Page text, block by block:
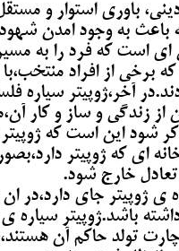
باوری استوار و
باعث به وجود امدن
است که فرد را به
برخی از افراد
آخر،ژوپیتر سیاره
از زندگی و ساز و کار
شود این است که
ای که ژوپیتر
خارج شود.
ژوپیتر جای دارد،در
باشد.ژوپیتر
چارت تولد حاکم آن